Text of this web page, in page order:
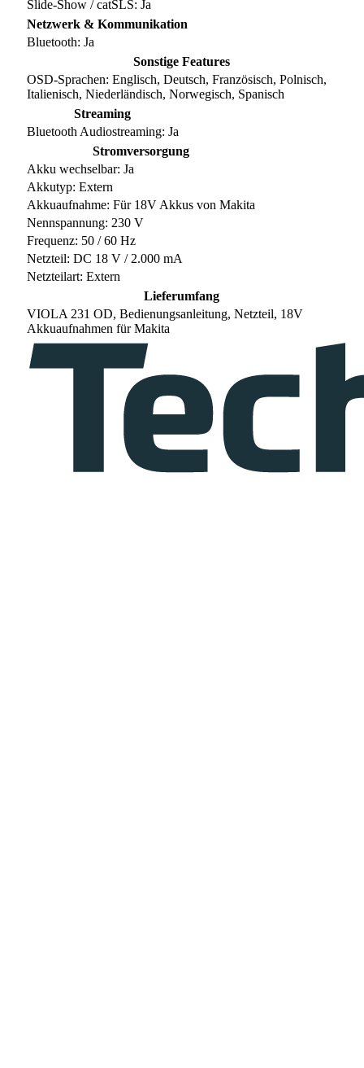
Slide-Show / catSLS: Ja
Netzwerk & Kommunikation
Bluetooth: Ja
Sonstige Features
OSD-Sprachen: Englisch, Deutsch, Französisch, Polnisch,
Italienisch, Niederländisch, Norwegisch, Spanisch
Streaming
Bluetooth Audiostreaming: Ja
Stromversorgung
Akku wechselbar: Ja
Akkutyp: Extern
Akkuaufnahme: Für 18V Akkus von Makita
Nennspannung: 230 V
Frequenz: 50 / 60 Hz
Netzteil: DC 18 V / 2.000 mA
Netzteilart: Extern
Lieferumfang
VIOLA 231 OD, Bedienungsanleitung, Netzteil, 18V
Akkuaufnahmen für Makita